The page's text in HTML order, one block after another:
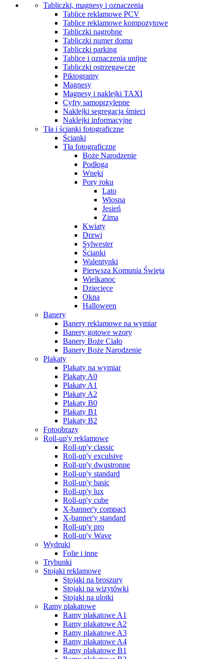
Tabliczki, magnesy i oznaczenia
Tablice reklamowe PCV
Tablice reklamowe kompozytowe
Tabliczki nagrobne
Tabliczki numer domu
Tabliczki parking
Tablice i oznaczenia unijne
Tabliczki ostrzegawcze
Piktogramy
Magnesy
Magnesy i naklejki TAXI
Cyfry samoprzylepne
Naklejki segregacja śmieci
Naklejki informacyjne
Tła i ścianki fotograficzne
Ścianki
Tła fotograficzne
Boże Narodzenie
Podłoga
Wnęki
Pory roku
Lato
Wiosna
Jesień
Zima
Kwiaty
Drzwi
Sylwester
Ścianki
Walentynki
Pierwsza Komunia Święta
Wielkanoc
Dziecięce
Okna
Halloween
Banery
Banery reklamowe na wymiar
Banery gotowe wzory
Banery Boże Ciało
Banery Boże Narodzenie
Plakaty
Plakaty na wymiar
Plakaty A0
Plakaty A1
Plakaty A2
Plakaty B0
Plakaty B1
Plakaty B2
Fotoobrazy
Roll-up'y reklamowe
Roll-up'y classic
Roll-up'y exculsive
Roll-up'y dwustronne
Roll-up'y standard
Roll-up'y basic
Roll-up'y lux
Roll-up'y cube
X-banner'y compact
X-banner'y standard
Roll-up'y pro
Roll-up'y Wave
Wydruki
Folie i inne
Trybunki
Stojaki reklamowe
Stojaki na broszury
Stojaki na wizytówki
Stojaki na ulotki
Ramy plakatowe
Ramy plakatowe A1
Ramy plakatowe A2
Ramy plakatowe A3
Ramy plakatowe A4
Ramy plakatowe B1